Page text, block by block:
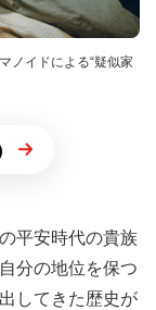
ノイドによる“疑似家
平安時代の貴族
分の地位を保つ
してきた歴史が